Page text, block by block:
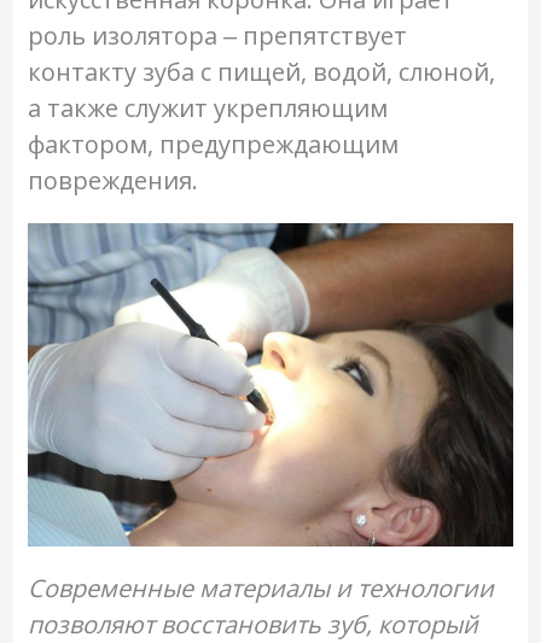
роль изолятора ‒ препятствует
контакту зуба с пищей, водой, слюной,
а также служит укрепляющим
фактором, предупреждающим
повреждения.
Современные материалы и технологии
позволяют восстановить зуб, который